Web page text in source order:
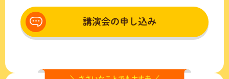
講演会の申し込み